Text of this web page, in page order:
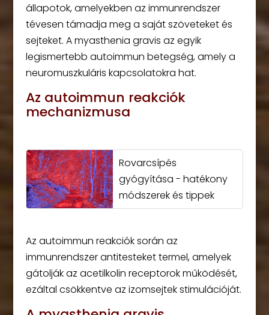
állapotok, amelyekben az immunrendszer
tévesen támadja meg a saját szöveteket és
sejteket. A myasthenia gravis az egyik
legismertebb autoimmun betegség, amely a
neuromuszkuláris kapcsolatokra hat.
Az autoimmun reakciók
mechanizmusa
Rovarcsípés
gyógyítása - hatékony
módszerek és tippek
Az autoimmun reakciók során az
immunrendszer antitesteket termel, amelyek
gátolják az acetilkolin receptorok működését,
ezáltal csökkentve az izomsejtek stimulációját.